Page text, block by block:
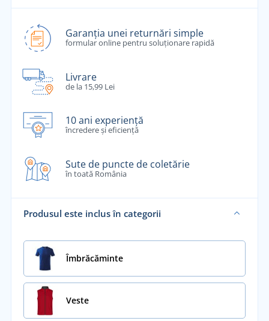
Garanția unei returnări simple
formular online pentru soluționare rapidă
Livrare
de la 15,99 Lei
10 ani experiență
încredere și eficiență
Sute de puncte de coletărie
în toată România
Produsul este inclus în categorii
Îmbrăcăminte
Veste